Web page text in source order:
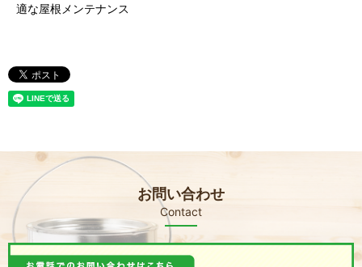
適な屋根メンテナンス
お問い合わせ
Contact